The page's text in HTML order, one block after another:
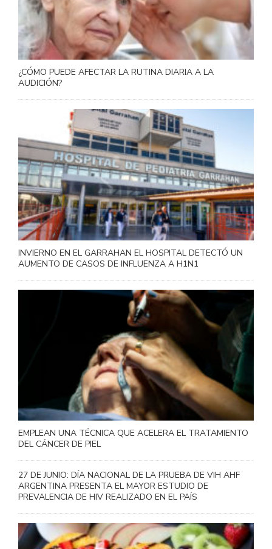
¿CÓMO PUEDE AFECTAR LA RUTINA DIARIA A LA
AUDICIÓN?
INVIERNO EN EL GARRAHAN EL HOSPITAL DETECTÓ UN
AUMENTO DE CASOS DE INFLUENZA A H1N1
EMPLEAN UNA TÉCNICA QUE ACELERA EL TRATAMIENTO
DEL CÁNCER DE PIEL
27 DE JUNIO: DÍA NACIONAL DE LA PRUEBA DE VIH AHF
ARGENTINA PRESENTA EL MAYOR ESTUDIO DE
PREVALENCIA DE HIV REALIZADO EN EL PAÍS